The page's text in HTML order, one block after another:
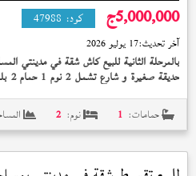
5,000,000ج كود: 47988
آخر تحديث:17 يوليو 2026
بالمرحلة الثانية للبيع كاش شقة في مدينتي المساحة
حديقة صغيرة و شارع تشمل 2 نوم 1 حمام 2 بلكونة النموذج (
الف حمامات: 1 نوم: 2